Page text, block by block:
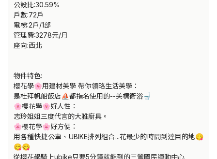
公設比:30.59%
戶數:72戶
電梯:2戶/1部
管理費:3278元/月
座向:西北
物件特色:
櫻花學🌸用建材美學 帶你領略生活美學：
是杜拜帆船飯店⛵都指名使用的--美標衛浴🚽
🌸櫻花學🌸好人性：
志玲姐姐三度代言的大雅廚具。
🌸櫻花學🌸好方便：
用各種快捷公車、UBIKE排列組合...花最少的時間到達目的地😋
😋😋
從櫻花學騎上ubike只要5分鐘就能到的三鶯國民運動中心